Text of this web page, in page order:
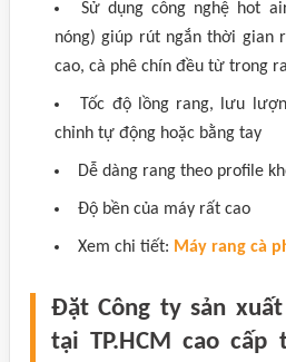
Sử dụng công nghệ hot
nóng) giúp rút ngắn thời gian
cao, cà phê chín đều từ trong
Tốc độ lồng rang, lưu
chỉnh tự động hoặc bằng tay
Dễ dàng rang theo profile
Độ bền của máy rất cao
Xem chi tiết: Máy rang cà
Đặt Công ty sản
tại TP.HCM cao cấp